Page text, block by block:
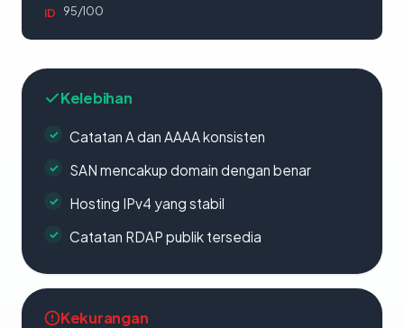
ID 95/100
Kelebihan
Catatan A dan AAAA konsisten
SAN mencakup domain dengan benar
Hosting IPv4 yang stabil
Catatan RDAP publik tersedia
Kekurangan